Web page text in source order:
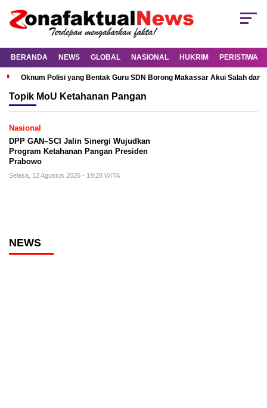
BERANDA NEWS GLOBAL NASIONAL HUKRIM PERISTIWA
Oknum Polisi yang Bentak Guru SDN Borong Makassar Akui Salah dan
Topik MoU Ketahanan Pangan
Nasional
DPP GAN–SCI Jalin Sinergi Wujudkan
Program Ketahanan Pangan Presiden
Prabowo
Selasa, 12 Agustus 2025 - 19:28 WITA
NEWS